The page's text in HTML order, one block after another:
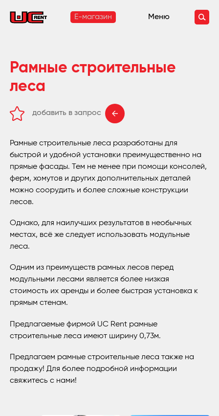
E-магазин Меню
Рамные строительные
леса
добавить в запрос
Рамные строительные леса разработаны для
быстрой и удобной установки преимущественно на
прямые фасады. Тем не менее при помощи консолей,
ферм, хомутов и других дополнительных деталей
можно соорудить и более сложные конструкции
лесов.
Однако, для наилучших результатов в необычных
местах, всё же следует использовать модульные
леса.
Одним из преимуществ рамных лесов перед
модульными лесами является более низкая
стоимость их аренды и более быстрая установка к
прямым стенам.
Предлагаемые фирмой UC Rent рамные
строительные леса имеют ширину 0,73м.
Предлагаем рамные строительные леса также на
продажу! Для более подробной информации
свяжитесь с нами!